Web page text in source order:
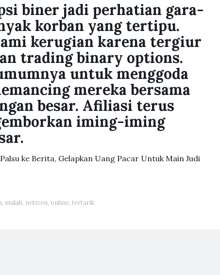
biner jadi perhatian gara-
korban yang tertipu.
kerugian karena tergiur
trading binary options.
untuk menggoda
mereka bersama
besar. Afiliasi terus
iming-iming
ke Berita, Gelapkan Uang Pacar Untuk Main Judi
, malah, netizen, online, tertarik